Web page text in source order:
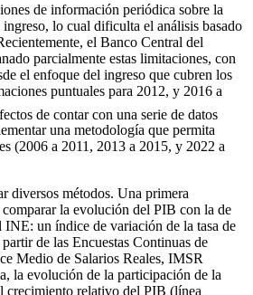
de información periódica sobre la
lo cual dificulta el análisis basado
el Banco Central del
parcialmente estas limitaciones, con
el enfoque del ingreso que cubren los
puntuales para 2012, y 2016 a
de contar con una serie de datos
una metodología que permita
(2006 a 2011, 2013 a 2015, y 2022 a
diversos métodos. Una primera
la evolución del PIB con la de
INE: un índice de variación de la tasa de
de las Encuestas Continuas de
Medio de Salarios Reales, IMSR
la evolución de la participación de la
crecimiento relativo del PIB (línea